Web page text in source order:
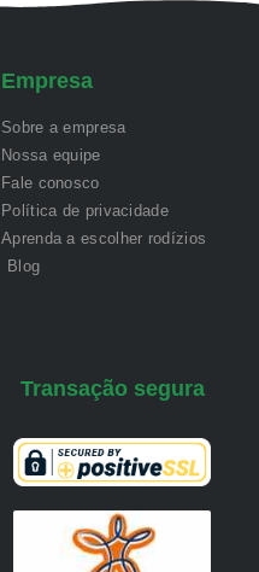
Empresa
Sobre a empresa
Nossa equipe
Fale conosco
Política de privacidade
Aprenda a escolher rodízios
Blog
Transação segura